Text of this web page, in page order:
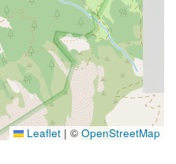
Leaflet | © OpenStreetMap